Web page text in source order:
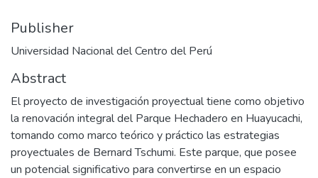
Publisher
Universidad Nacional del Centro del Perú
Abstract
El proyecto de investigación proyectual tiene como objetivo
la renovación integral del Parque Hechadero en Huayucachi,
tomando como marco teórico y práctico las estrategias
proyectuales de Bernard Tschumi. Este parque, que posee
un potencial significativo para convertirse en un espacio